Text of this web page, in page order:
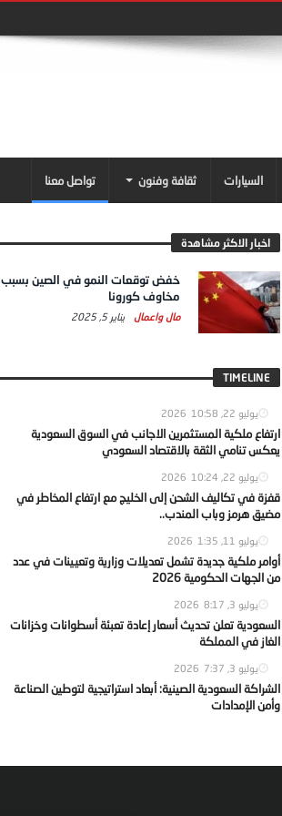
السيارات ثقافة وفنون تواصل معنا
اخبار الاكثر مشاهدة
خفض توقعات النمو في الصين بسبب
مخاوف كورونا
مال واعمال يناير 5, 2025
TIMELINE
يوليو 22, 2026 10:58
ارتفاع ملكية المستثمرين الاجانب في السوق السعودية
يعكس تنامي الثقة بالاقتصاد السعودي
يوليو 22, 2026 10:24
قفزة في تكاليف الشحن إلى الخليج مع ارتفاع المخاطر في
مضيق هرمز وباب المندب..
يوليو 11, 2026 1:35
أوامر ملكية جديدة تشمل تعديلات وزارية وتعيينات في عدد
من الجهات الحكومية 2026
يوليو 3, 2026 8:17
السعودية تعلن تحديث أسعار إعادة تعبئة أسطوانات وخزانات
الغاز في المملكة
يوليو 3, 2026 7:37
الشراكة السعودية الصينية: أبعاد استراتيجية لتوطين الصناعة
وأمن الإمدادات